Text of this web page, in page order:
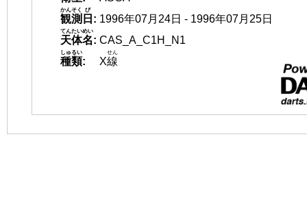
観測
かんそく
日
び
: 1996年07月24日 - 1996年07月25日
天体名
てんたいめい
: CAS_A_C1H_N1
種類
しゅるい
: X線
せん